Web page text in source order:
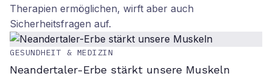
Therapien ermöglichen, wirft aber auch
Sicherheitsfragen auf.
GESUNDHEIT & MEDIZIN
Neandertaler-Erbe stärkt unsere Muskeln